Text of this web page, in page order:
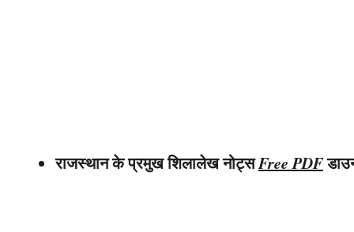
राजस्थान के प्रमुख शिलालेख नोट्सFree PDF